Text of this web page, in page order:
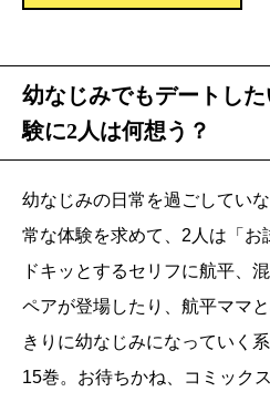
幼なじみでもデートし
験に2人は何想う？
幼なじみの日常を過ごしてい
常な体験を求めて、2人は「
ドキッとするセリフに航平、
ペアが登場したり、航平マ
きりに幼なじみになっていく
15巻。お待ちかね、コミック